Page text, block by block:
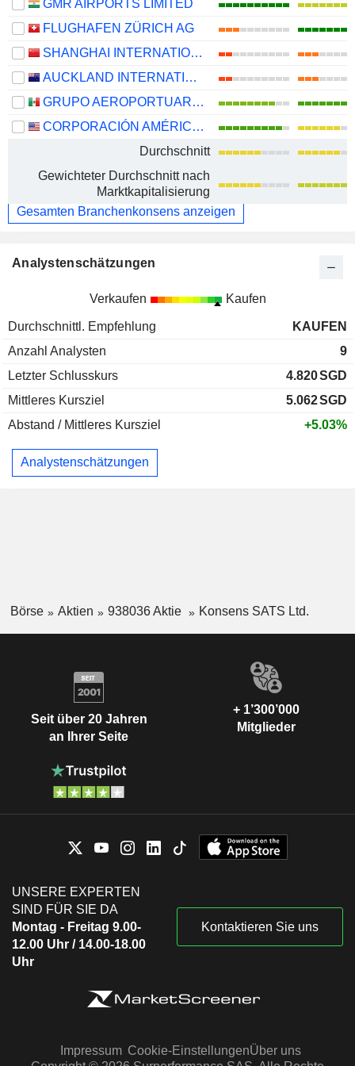
GMR AIRPORTS LIMITED
FLUGHAFEN ZÜRICH AG
SHANGHAI INTERNATIONAL AIRPORT CO., LTD.
AUCKLAND INTERNATIONAL AIRPORT LIMITED
GRUPO AEROPORTUARIO DEL SURESTE, S. A. B. DE C. V.
CORPORACIÓN AMÉRICA AIRPORTS S.A.
Durchschnitt
Gewichteter Durchschnitt nach
Marktkapitalisierung
Gesamten Branchenkonsens anzeigen
Analystenschätzungen
Verkaufen Kaufen
Durchschnittl. Empfehlung
KAUFEN
Anzahl Analysten
9
Letzter Schlusskurs
4.820SGD
Mittleres Kursziel
5.062SGD
Abstand / Mittleres Kursziel
+5.03%
Analystenschätzungen
Börse Aktien 938036 Aktie Konsens SATS Ltd.
Seit über 20 Jahren
an Ihrer Seite
+ 1’300’000
Mitglieder
UNSERE EXPERTEN
SIND FÜR SIE DA
Montag - Freitag 9.00-
12.00 Uhr / 14.00-18.00
Uhr
Kontaktieren Sie uns
Impressum Cookie-EinstellungenÜber uns